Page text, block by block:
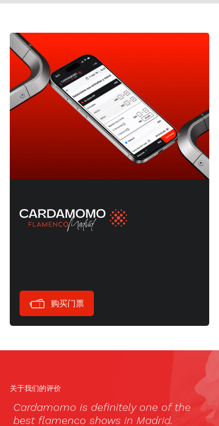
购买门票
关于我们的评价
Cardamomo is definitely one of the
best flamenco shows in Madrid.